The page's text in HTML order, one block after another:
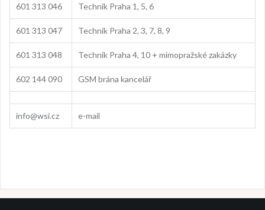
601 313 046 Technik Praha 1, 5, 6
601 313 047 Technik Praha 2, 3, 7, 8, 9
601 313 048 Technik Praha 4, 10 + mimopražské zakázky
602 144 090 GSM brána kancelář
info@wsi.cz e-mail